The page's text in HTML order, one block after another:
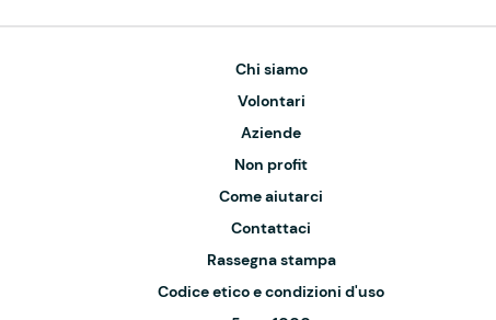
Chi siamo
Volontari
Aziende
Non profit
Come aiutarci
Contattaci
Rassegna stampa
Codice etico e condizioni d'uso